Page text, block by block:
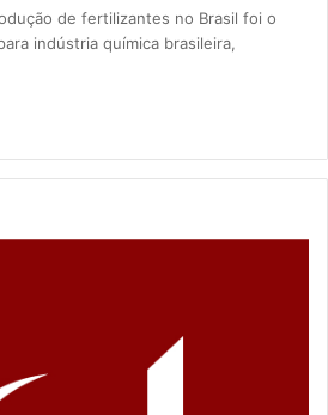
de fertilizantes no Brasil foi o
indústria química brasileira,